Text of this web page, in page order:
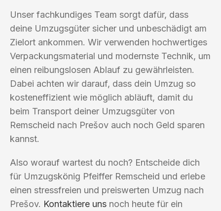
Unser fachkundiges Team sorgt dafür, dass
deine Umzugsgüter sicher und unbeschädigt am
Zielort ankommen. Wir verwenden hochwertiges
Verpackungsmaterial und modernste Technik, um
einen reibungslosen Ablauf zu gewährleisten.
Dabei achten wir darauf, dass dein Umzug so
kosteneffizient wie möglich abläuft, damit du
beim Transport deiner Umzugsgüter von
Remscheid nach Prešov auch noch Geld sparen
kannst.
Also worauf wartest du noch? Entscheide dich
für Umzugskönig Pfeiffer Remscheid und erlebe
einen stressfreien und preiswerten Umzug nach
Prešov. Kontaktiere uns noch heute für ein